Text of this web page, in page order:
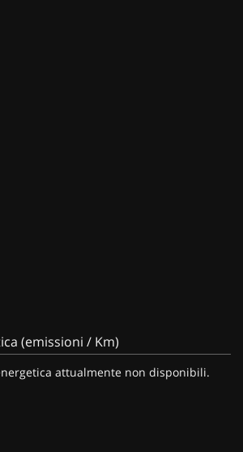
(emissioni / Km)
attualmente non disponibili.